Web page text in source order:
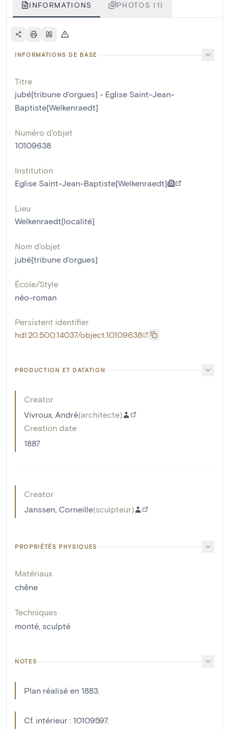
INFORMATIONS PHOTOS (1)
INFORMATIONS DE BASE
Titre
jubé[tribune d'orgues] - Eglise Saint-Jean-
Baptiste[Welkenraedt]
Numéro d'objet
10109638
Institution
Eglise Saint-Jean-Baptiste[Welkenraedt]
Lieu
Welkenraedt[localité]
Nom d'objet
jubé[tribune d'orgues]
École/Style
néo-roman
Persistent identifier
hdl:20.500.14037/object.10109638
PRODUCTION ET DATATION
Creator
Vivroux, André(architecte)
Creation date
1887
Creator
Janssen, Corneille(sculpteur)
PROPRIÉTÉS PHYSIQUES
Matériaux
chêne
Techniques
monté, sculpté
NOTES
Plan réalisé en 1883.
Cf. intérieur : 10109597.